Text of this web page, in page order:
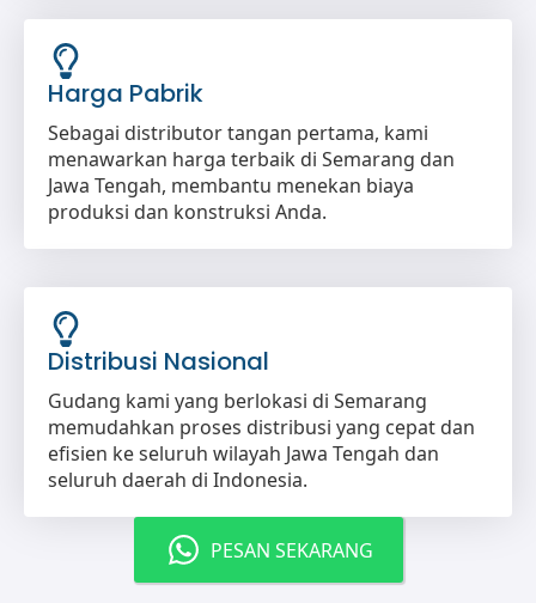
Harga Pabrik
Sebagai distributor tangan pertama, kami
menawarkan harga terbaik di Semarang dan
Jawa Tengah, membantu menekan biaya
produksi dan konstruksi Anda.
Distribusi Nasional
Gudang kami yang berlokasi di Semarang
memudahkan proses distribusi yang cepat dan
efisien ke seluruh wilayah Jawa Tengah dan
seluruh daerah di Indonesia.
PESAN SEKARANG